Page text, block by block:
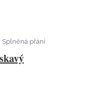
Splněná přání